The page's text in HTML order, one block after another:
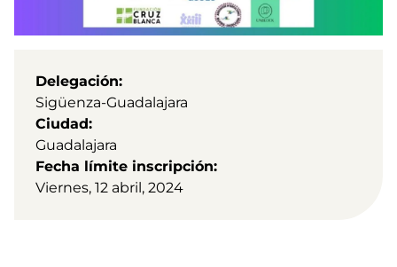
Delegación
Sigüenza-Guadalajara
Ciudad
Guadalajara
Fecha límite inscripción
Viernes, 12 abril, 2024